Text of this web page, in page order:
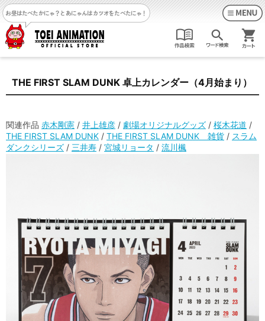
お昼はたべたかにゃ？ とあにゃんはカツオをたべたにゃ！
THE FIRST SLAM DUNK 卓上カレンダー（4月始まり）
関連作品 赤木剛憲 / 井上雄彦 / 劇場オリジナルグッズ / 桜木花道 /
THE FIRST SLAM DUNK / THE FIRST SLAM DUNK 雑貨 / スラム
ダンクシリーズ / 三井寿 / 宮城リョータ / 流川楓